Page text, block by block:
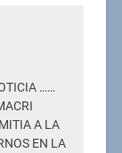
……
A LA
EN LA